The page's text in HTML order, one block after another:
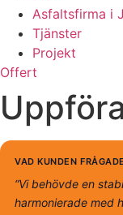
Asfaltsfirma i
Tjänster
Projekt
Offert
VAD KUNDEN
“Vi behövde en
harmonierade med